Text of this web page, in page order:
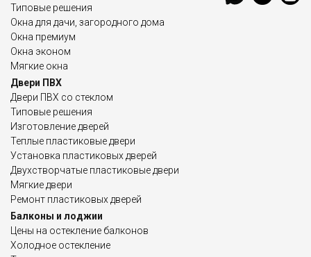
Типовые решения
Окна для дачи, загородного дома
Окна премиум
Окна эконом
Мягкие окна
Двери ПВХ
Двери ПВХ со стеклом
Типовые решения
Изготовление дверей
Теплые пластиковые двери
Установка пластиковых дверей
Двухстворчатые пластиковые двери
Мягкие двери
Ремонт пластиковых дверей
Балконы и лоджии
Цены на остекление балконов
Холодное остекление